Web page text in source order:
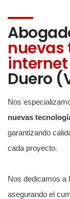
nuevas
internet
Duero
Nos
nuevas
garantizando
cada proyecto.
Nos dedicamos a
asegurando el